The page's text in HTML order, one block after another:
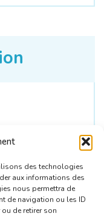
des technologies
aux informations des
nous permettra de
de navigation ou les ID
de retirer son